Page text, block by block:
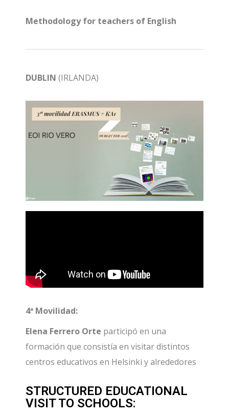
Methodology for teachers of English
DUBLIN(IRLANDA)
4ª Movilidad:
Elena Ferrero Orte participó en una
formación que consistía en visitar distintos
centros educativos en Helsinki y alrededores
STRUCTURED EDUCATIONAL
VISIT TO SCHOOLS: